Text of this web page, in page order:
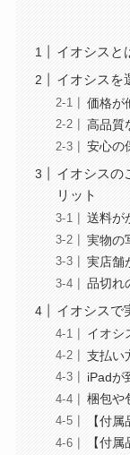
イオシスと
イオシスを
価格が
高品質
安心の
イオシスの
リット
送料が
実物の
実店舗
品切れ
イオシスで
イオシ
支払い
iPadが
梱包や
【付
【付